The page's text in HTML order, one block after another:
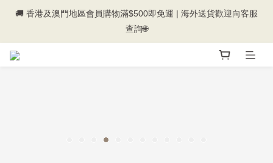
💰新登記會員即送50購物金💰
🚚 香港及澳門地區會員購物滿$500即免運 | 海外送貨歡迎向客服
查詢🌐